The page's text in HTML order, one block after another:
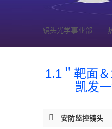
镜头光学事业部
1.1＂靶面
凯发
安防监控镜头